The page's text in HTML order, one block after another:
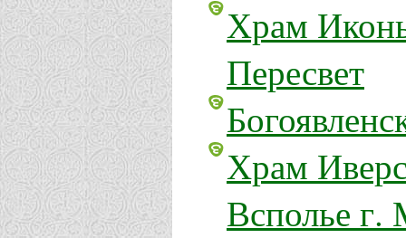
Храм
Пересвет
Храм
Всполье г.